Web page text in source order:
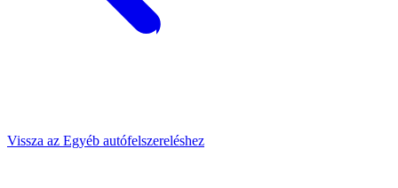
Vissza az Egyéb autófelszereléshez